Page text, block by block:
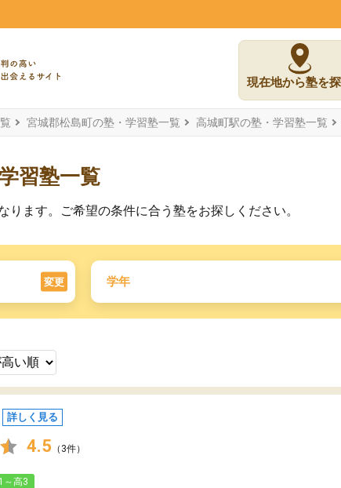
現在地から塾を
宮城郡松島町の塾・学習塾一覧 高城町駅の塾・学習塾一覧
習塾一覧
ます。ご希望の条件に合う塾をお探しください。
変更 学年
詳しく見る
4.5 （3件）
～高3